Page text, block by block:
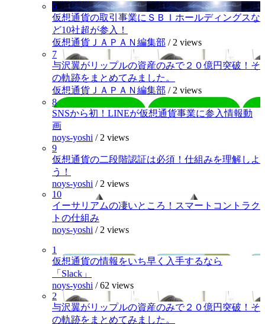
6
仮想通貨の取引事業にＳＢＩホールディングスな
ど10社超が参入！
仮想通貨ＪＡＰＡＮ編集部 / 2 views
7
与沢翼がリップルの資産のみで２０億円突破！そ
の軌跡をまとめてみました。
仮想通貨ＪＡＰＡＮ編集部 / 2 views
8
SNSから初！LINEが仮想通貨事業に参入情報動
画
noys-yoshi / 2 views
9
仮想通貨の二段階認証は必須！仕組みを理解しよ
う！
noys-yoshi / 2 views
10
イーサリアムの凄いところ！スマートコントラク
トの仕組み
noys-yoshi / 2 views
1
仮想通貨の情報をいち早く入手するなら
「Slack」
noys-yoshi /62 views
2
与沢翼がリップルの資産のみで２０億円突破！そ
の軌跡をまとめてみました。